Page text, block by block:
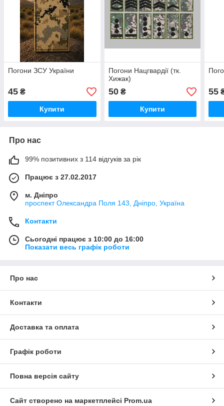
Погони ЗСУ України
45 ₴
Купити
Погони Нацгвардії (тк.
Хижак)
50₴
Купити
55
Про нас
99% позитивних з 114 відгуків за рік
Працює з 27.02.2017
м. Дніпро
проспект Олександра Поля 143, Дніпро, Україна
Контакти
Сьогодні працює з 10:00 до 16:00
Показати весь графік роботи
Про нас
Контакти
Доставка та оплата
Графік роботи
Повна версія сайту
Сайт створено на маркетплейсі Prom.ua